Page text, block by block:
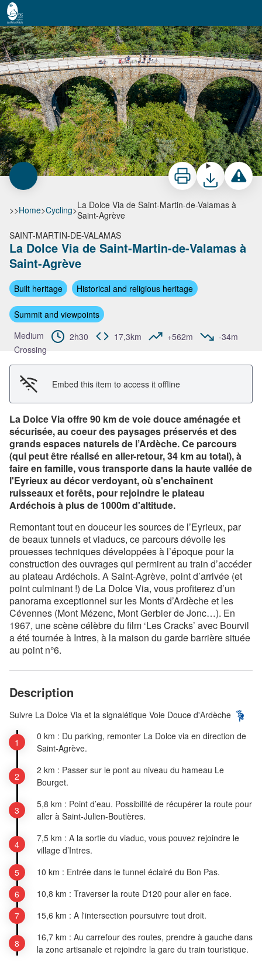
La Dolce Via de Saint-Martin-de-Valamas à Saint-Agrève
Print DownloadReport a
>>Home>Cycling>La Dolce Via de Saint-Martin-de-Valamas à
Saint-Agrève
SAINT-MARTIN-DE-VALAMAS
La Dolce Via de Saint-Martin-de-Valamas à
Saint-Agrève
Built heritage Historical and religious heritage
Summit and viewpoints
Medium
2h30 17,3km +562m
-34m
Crossing
Embed this item to access it offline
La Dolce Via offre 90 km de voie douce aménagée et
sécurisée, au coeur des paysages préservés et des
grands espaces naturels de l’Ardèche. Ce parcours
(qui peut être réalisé en aller-retour, 34 km au total), à
faire en famille, vous transporte dans la haute vallée de
l'Eyrieux au décor verdoyant, où s'enchaînent
ruisseaux et forêts, pour rejoindre le plateau
Ardéchois à plus de 1000m d'altitude.
Remontant tout en douceur les sources de l’Eyrieux, par
de beaux tunnels et viaducs, ce parcours dévoile les
prouesses techniques développées à l’époque pour la
construction des ouvrages qui permirent au train d’accéder
au plateau Ardéchois. A Saint-Agrève, point d’arrivée (et
point culminant !) de La Dolce Via, vous profiterez d’un
panorama exceptionnel sur les Monts d’Ardèche et les
Cévennes (Mont Mézenc, Mont Gerbier de Jonc…). En
1967, une scène célèbre du film ‘Les Cracks’ avec Bourvil
a été tournée à Intres, à la maison du garde barrière située
au point n°6.
Description
Suivre La Dolce Via et la signalétique Voie Douce d'Ardèche
0 km : Du parking, remonter La Dolce via en direction de
Saint-Agrève.
2 km : Passer sur le pont au niveau du hameau Le
Bourget.
5,8 km : Point d’eau. Possibilité de récupérer la route pour
aller à Saint-Julien-Boutières.
7,5 km : A la sortie du viaduc, vous pouvez rejoindre le
village d’Intres.
10 km : Entrée dans le tunnel éclairé du Bon Pas.
10,8 km : Traverser la route D120 pour aller en face.
15,6 km : A l'intersection poursuivre tout droit.
16,7 km : Au carrefour des routes, prendre à gauche dans
la zone artisanale et rejoindre la gare du train touristique.